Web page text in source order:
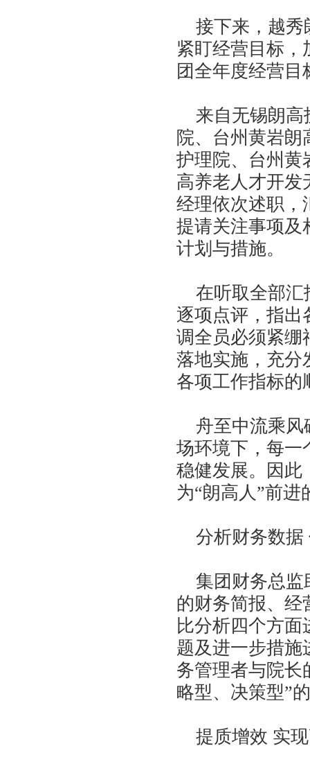
接下来，越秀
紧盯经营目标，
团全年度经营目
来自无锡朗高
院、台州黄岩
护理院、台州黄
高养老人才开发
经理依次述职，
提请关注事项及
计划与措施。
在听取全部汇
逐项点评，指出
调全员必须紧绷
落地实施，充分
各项工作指标的
舟至中流乘风
场环境下，每一
稳健发展。因此
为“朗高人”前进
分析财务数据
集团财务总监
的财务简报、经
比分析四个方
题及进一步措施
务管理者与院长
略型、决策型”
提质增效 实